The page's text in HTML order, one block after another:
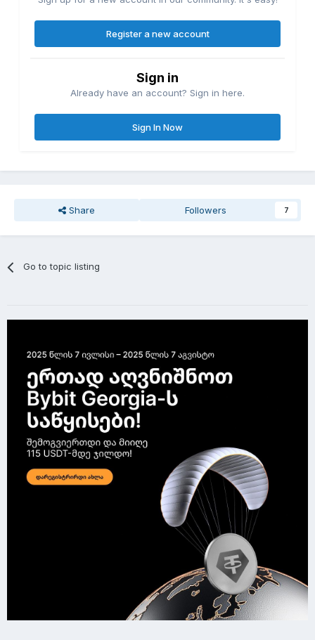
Register a new account
Sign in
Already have an account? Sign in here.
Sign In Now
Share Followers 7
Go to topic listing